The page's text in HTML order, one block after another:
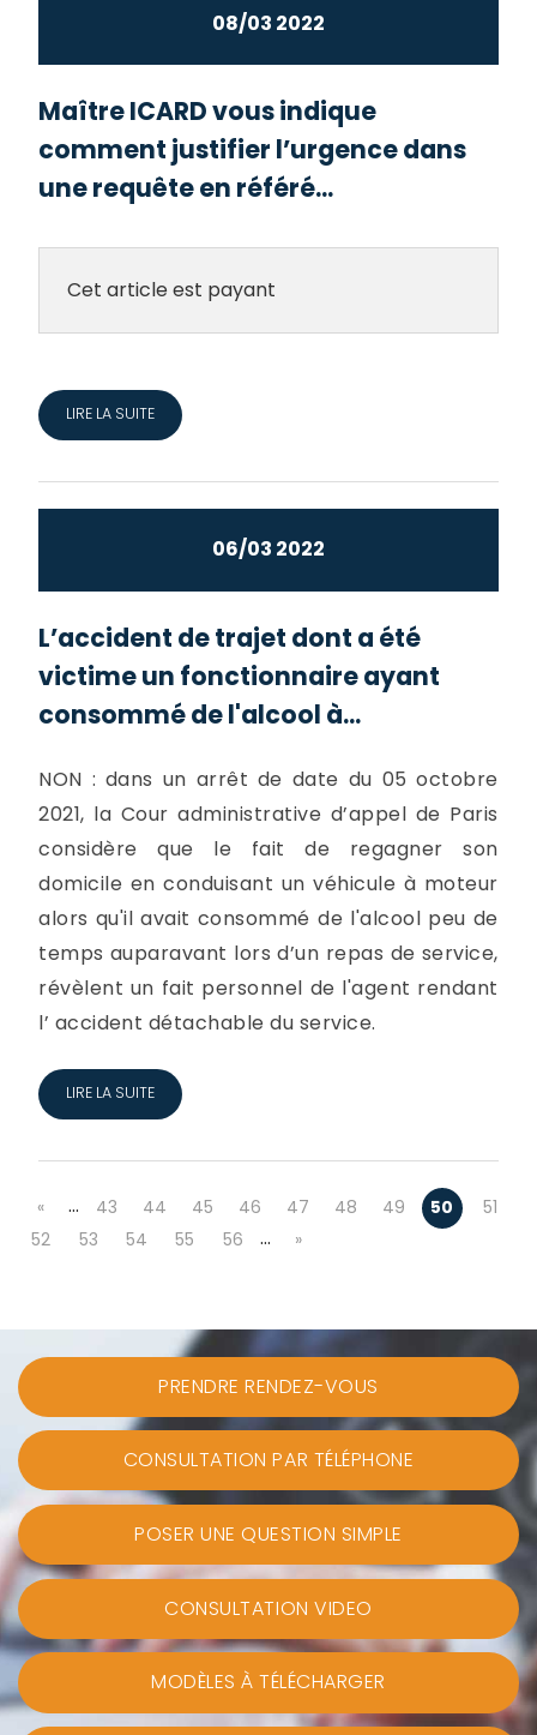
08/03 2022
Maître ICARD vous indique
comment justifier l’urgence dans
une requête en référé...
Cet article est payant
LIRE LA SUITE
06/03 2022
L’accident de trajet dont a été
victime un fonctionnaire ayant
consommé de l'alcool à...
NON : dans un arrêt de date du 05 octobre
2021, la Cour administrative d’appel de Paris
considère que le fait de regagner son
domicile en conduisant un véhicule à moteur
alors qu'il avait consommé de l'alcool peu de
temps auparavant lors d’un repas de service,
révèlent un fait personnel de l'agent rendant
l’ accident détachable du service.
LIRE LA SUITE
« … 43 44 45 46 47 48 49 50
51
52
53 54 55 56 … »
PRENDRE RENDEZ-VOUS
CONSULTATION PAR TÉLÉPHONE
POSER UNE QUESTION SIMPLE
CONSULTATION VIDEO
MODÈLES À TÉLÉCHARGER